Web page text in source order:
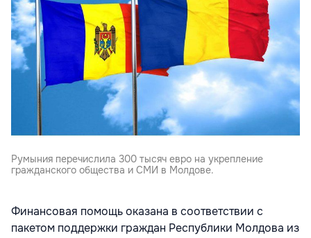
Румыния перечислила 300 тысяч евро на укрепление
гражданского общества и СМИ в Молдове.
Финансовая помощь оказана в соответствии с
пакетом поддержки граждан Республики Молдова из